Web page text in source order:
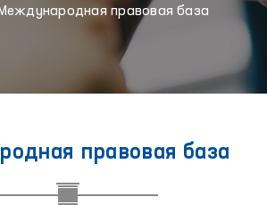
Международная правовая база
правовая база